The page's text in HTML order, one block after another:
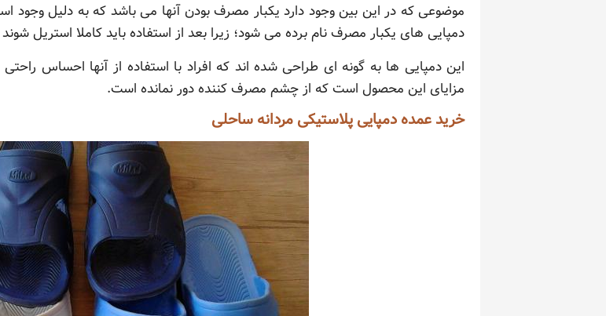
موضوعی که در این بین وجود دارد یکبار مصرف بودن آنها می باشد که به دلیل وجود
دمپایی های یکبار مصرف نام برده می شود؛ زیرا بعد از استفاده باید کاملا استریل
این دمپایی ها به گونه ای طراحی شده اند که افراد با استفاده از آنها احساس
مزایای این محصول است که از چشم مصرف کننده دور نمانده است.
خرید عمده دمپایی پلاستیکی مردانه ساحلی